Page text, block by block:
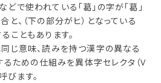
で使われている「葛」の字が「葛」
と、（下の部分がヒ）となっている
こともあります。
同じ意味、読みを持つ漢字の異なる
ための仕組みを異体字セレクタ（V
ます。